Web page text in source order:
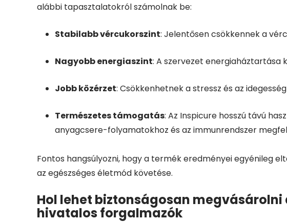
alábbi tapasztalatokról számolnak be:
Stabilabb vércukorszint: Jelentősen csökkennek a
Nagyobb energiaszint: A szervezet energiaháztartása
Jobb közérzet: Csökkenhetnek a stressz és az
Természetes támogatás: Az Inspicure hosszú távú
anyagcsere-folyamatokhoz és az immunrendszer
Fontos hangsúlyozni, hogy a termék eredményei egyénileg
az egészséges életmód követése.
Hol lehet biztonságosan
hivatalos forgalmazók